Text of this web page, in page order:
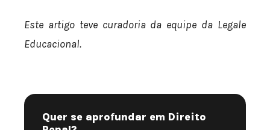
Este artigo teve curadoria da equipe da Legale
Educacional.
Quer se aprofundar em Direito